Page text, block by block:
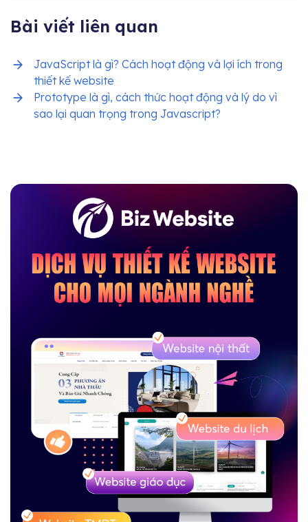
Bài viết liên quan
JavaScript là gì? Cách hoạt động và lợi ích trong
thiết kế website
Prototype là gì, cách thức hoạt động và lý do vì
sao lại quan trọng trong Javascript?